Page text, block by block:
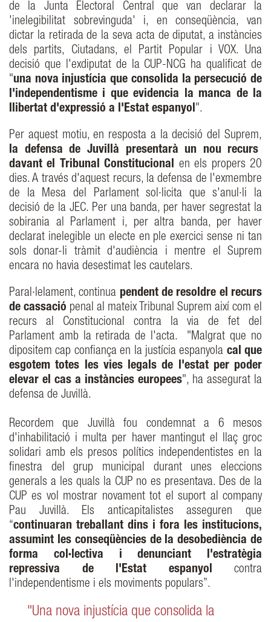
de la Junta Electoral Central que van declarar la
'inelegibilitat sobrevinguda' i, en conseqüència, van
dictar la retirada de la seva acta de diputat, a instàncies
dels partits, Ciutadans, el Partit Popular i VOX. Una
decisió que l'exdiputat de la CUP-NCG ha qualificat de
"una nova injustícia que consolida la persecució de
l'independentisme i que evidencia la manca de la
llibertat d'expressió a l'Estat espanyol".
Per aquest motiu, en resposta a la decisió del Suprem,
la defensa de Juvillà presentarà un nou recurs
davant el Tribunal Constitucional en els propers 20
dies. A través d'aquest recurs, la defensa de l'exmembre
de la Mesa del Parlament sol·licita que s'anul·li la
decisió de la JEC. Per una banda, per haver segrestat la
sobirania al Parlament i, per altra banda, per haver
declarat inelegible un electe en ple exercici sense ni tan
sols donar-li tràmit d'audiència i mentre el Suprem
encara no havia desestimat les cautelars.
Paral·lelament, continua pendent de resoldre el recurs
de cassació penal al mateix Tribunal Suprem així com el
recurs al Constitucional contra la via de fet del
Parlament amb la retirada de l'acta. "Malgrat que no
dipositem cap confiança en la justícia espanyola cal que
esgotem totes les vies legals de l'estat per poder
elevar el cas a instàncies europees", ha assegurat la
defensa de Juvillà.
Recordem que Juvillà fou condemnat a 6 mesos
d'inhabilitació i multa per haver mantingut el llaç groc
solidari amb els presos polítics independentistes en la
finestra del grup municipal durant unes eleccions
generals a les quals la CUP no es presentava. Des de la
CUP es vol mostrar novament tot el suport al company
Pau Juvillà. Els anticapitalistes asseguren que
“continuaran treballant dins i fora les institucions,
assumint les conseqüències de la desobediència de
forma col·lectiva i denunciant l'estratègia
repressiva de l'Estat espanyol contra
l'independentisme i els moviments populars”.
"Una nova injustícia que consolida la